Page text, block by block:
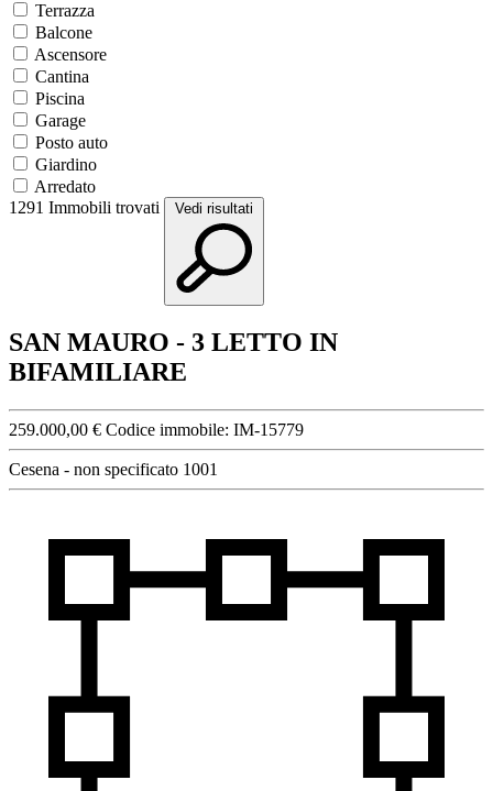
Terrazza
Balcone
Ascensore
Cantina
Piscina
Garage
Posto auto
Giardino
Arredato
1291 Immobili trovati Vedi risultati
SAN MAURO - 3 LETTO IN
BIFAMILIARE
259.000,00 € Codice immobile: IM-15779
Cesena - non specificato 1001